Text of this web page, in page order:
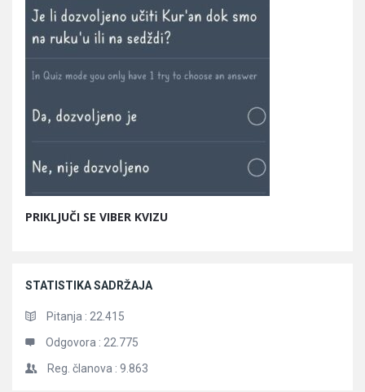
PRIKLJUČI SE VIBER KVIZU
STATISTIKA SADRŽAJA
Pitanja : 22.415
Odgovora : 22.775
Reg. članova : 9.863